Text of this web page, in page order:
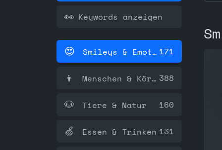
👀 Keywords anzeigen
😍 Smileys & Emotion 171
👦 Menschen & Körper 388
🐶 Tiere & Natur 160
🍏 Essen & Trinken 131